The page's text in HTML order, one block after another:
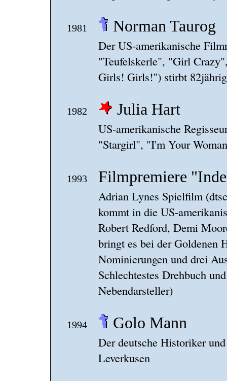
1981 Norman Taurog
Der US-amerikanische
"Teufelskerle", "Girl
Girls! Girls!") stirbt
1982 Julia Hart
US-amerikanische
"Stargirl", "I'm Your
1993 Filmpremiere
Adrian Lynes Spielfilm
kommt in die US-
Robert Redford, Demi
bringt es bei der Goldenen
Nominierungen und drei
Schlechtestes Drehbuch
Nebendarsteller)
1994 Golo Mann
Der deutsche Historiker
Leverkusen